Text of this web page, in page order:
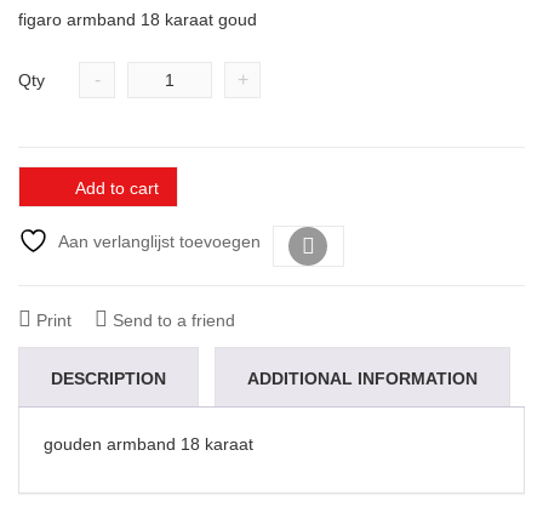
figaro armband 18 karaat goud
Qty - +
Add to cart
Aan verlanglijst toevoegen
Print Send to a friend
DESCRIPTION ADDITIONAL INFORMATION
gouden armband 18 karaat